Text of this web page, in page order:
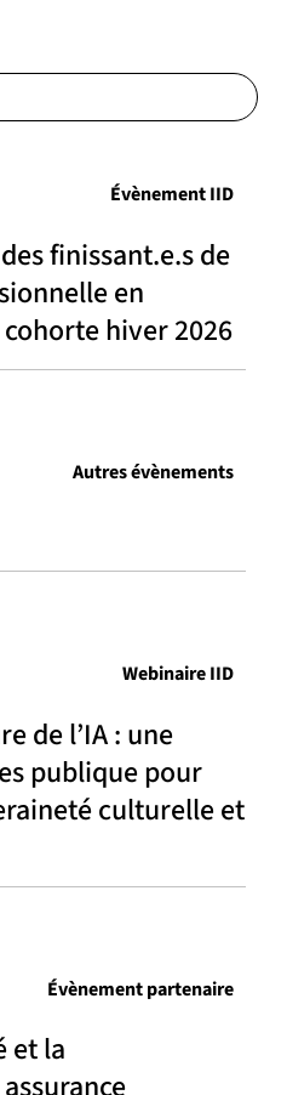
finissant.e.s de
en
hiver 2026
Évènement IID
Autres évènements
de l’IA : une
publique pour
culturelle et
Webinaire IID
et la
Évènement partenaire